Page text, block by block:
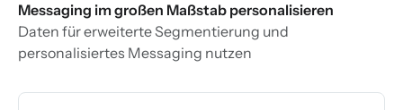
Messaging im großen Maßstab personalisieren
Daten für erweiterte Segmentierung und
personalisiertes Messaging nutzen